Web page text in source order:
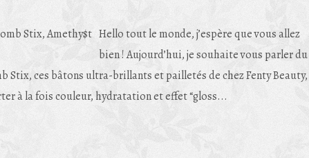
Hello tout le monde, j’espère que vous allez
bien ! Aujourd’hui, je souhaite vous parler du
Stix, ces bâtons ultra-brillants et pailletés de chez Fenty Beauty,
à la fois couleur, hydratation et effet “gloss...